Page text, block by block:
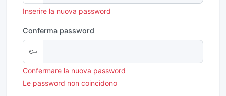
Inserire la nuova password
Conferma password
Confermare la nuova password
Le password non coincidono